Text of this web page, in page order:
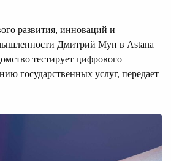
развития, инноваций и
Дмитрий Мун в Astana
тестирует цифрового
государственных услуг, передает